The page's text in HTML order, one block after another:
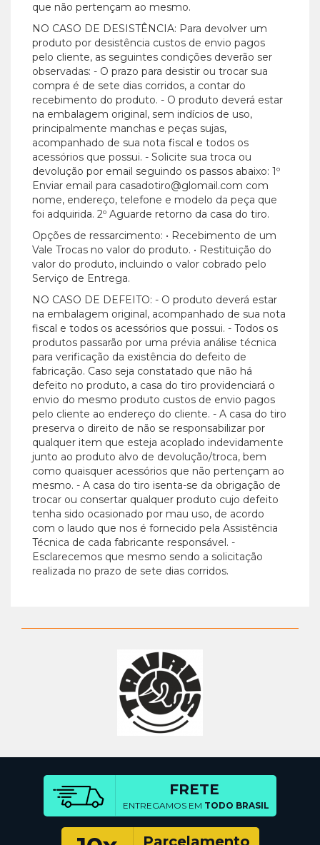
que não pertençam ao mesmo.
NO CASO DE DESISTÊNCIA: Para devolver um
produto por desistência custos de envio pagos
pelo cliente, as seguintes condições deverão ser
observadas: - O prazo para desistir ou trocar sua
compra é de sete dias corridos, a contar do
recebimento do produto. - O produto deverá estar
na embalagem original, sem indícios de uso,
principalmente manchas e peças sujas,
acompanhado de sua nota fiscal e todos os
acessórios que possui. - Solicite sua troca ou
devolução por email seguindo os passos abaixo: 1º
Enviar email para casadotiro@glomail.com com
nome, endereço, telefone e modelo da peça que
foi adquirida. 2º Aguarde retorno da casa do tiro.
Opções de ressarcimento: • Recebimento de um
Vale Trocas no valor do produto. • Restituição do
valor do produto, incluindo o valor cobrado pelo
Serviço de Entrega.
NO CASO DE DEFEITO: - O produto deverá estar
na embalagem original, acompanhado de sua nota
fiscal e todos os acessórios que possui. - Todos os
produtos passarão por uma prévia análise técnica
para verificação da existência do defeito de
fabricação. Caso seja constatado que não há
defeito no produto, a casa do tiro providenciará o
envio do mesmo produto custos de envio pagos
pelo cliente ao endereço do cliente. - A casa do tiro
preserva o direito de não se responsabilizar por
qualquer item que esteja acoplado indevidamente
junto ao produto alvo de devolução/troca, bem
como quaisquer acessórios que não pertençam ao
mesmo. - A casa do tiro isenta-se da obrigação de
trocar ou consertar qualquer produto cujo defeito
tenha sido ocasionado por mau uso, de acordo
com o laudo que nos é fornecido pela Assistência
Técnica de cada fabricante responsável. -
Esclarecemos que mesmo sendo a solicitação
realizada no prazo de sete dias corridos.
FRETE
ENTREGAMOS EM TODO BRASIL
Parcelamento